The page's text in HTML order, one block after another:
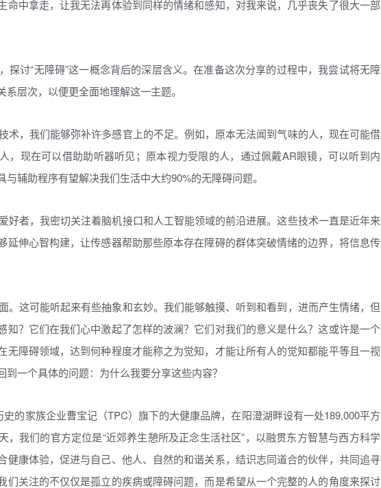
命中拿走，让我无法再体验到同样的情绪和感知，对我来说，几乎丧失了很大一部
探讨“无障碍”这一概念背后的深层含义。在准备这次分享的过程中，我尝试将无障
层次，以便更全面地理解这一主题。
术，我们能够弥补许多感官上的不足。例如，原本无法闻到气味的人，现在可能借
，现在可以借助助听器听见；原本视力受限的人，通过佩戴AR眼镜，可以听到内
辅助程序有望解决我们生活中大约90%的无障碍问题。
好者，我密切关注着脑机接口和人工智能领域的前沿进展。这些技术一直是近年来
延伸心智构建，让传感器帮助那些原本存在障碍的群体突破情绪的边界，将信息传
。这可能听起来有些抽象和玄妙。我们能够触摸、听到和看到，进而产生情绪，但
知？它们在我们心中激起了怎样的波澜？它们对我们的意义是什么？这或许是一个
无障碍领域，达到何种程度才能称之为觉知，才能让所有人的觉知都能平等且一视
一个具体的问题：为什么我要分享这些内容？
的家族企业曹宝记（TPC）旗下的大健康品牌，在阳澄湖畔设有一处189,000平方
我们的官方定位是“近郊养生憩所及正念生活社区”，以融贯东方智慧与西方科学
健康体验，促进与自己、他人、自然的和谐关系，结识志同道合的伙伴，共同追寻
们关注的不仅仅是孤立的疾病或障碍问题，而是希望从一个完整的人的角度来探讨